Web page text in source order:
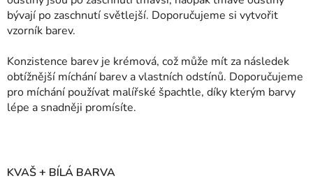
bývají po zaschnutí světlejší. Doporučujeme si vytvořit
vzorník barev.
Konzistence barev je krémová, což může mít za následek
obtížnější míchání barev a vlastních odstínů. Doporučujeme
pro míchání používat malířské špachtle, díky kterým barvy
lépe a snadněji promísíte.
KVAŠ + BÍLÁ BARVA